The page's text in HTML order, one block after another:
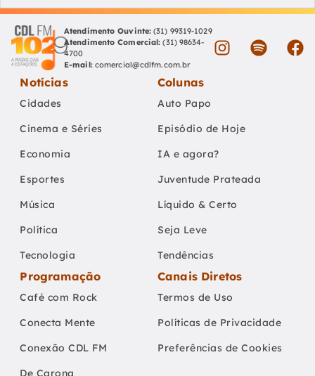
Atendimento Ouvinte: (31) 99319-1029
Atendimento Comercial: (31) 98634-
4700
E-mail: comercial@cdlfm.com.br
Notícias
Cidades
Cinema e Séries
Economia
Esportes
Música
Política
Tecnologia
Colunas
Auto Papo
Episódio de Hoje
IA e agora?
Juventude Prateada
Líquido & Certo
Seja Leve
Tendências
Programação
Café com Rock
Conecta Mente
Conexão CDL FM
De Carona
Canais Diretos
Termos de Uso
Políticas de Privacidade
Preferências de Cookies